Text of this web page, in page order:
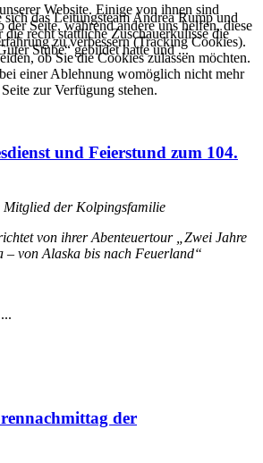
das Leitungsteam Andrea Rump und
recht stattliche Zuschauerkulisse die
Stube“ gebildet hatte und ...
und Feierstund zum 104.
Mitglied der Kolpingsfamilie
von ihrer Abenteuertour „Zwei Jahre
– von Alaska bis nach Feuerland“
der
Website. Einige von ihnen sind
der Seite, während andere uns helfen, diese
zu verbessern (Tracking Cookies).
ob Sie die Cookies zulassen möchten.
einer Ablehnung womöglich nicht mehr
zur Verfügung stehen.